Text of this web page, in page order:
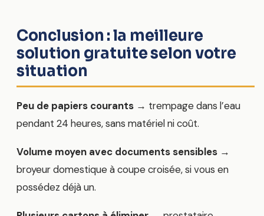
Conclusion : la meilleure
solution gratuite selon votre
situation
Peu de papiers courants → trempage dans l’eau
pendant 24 heures, sans matériel ni coût.
Volume moyen avec documents sensibles →
broyeur domestique à coupe croisée, si vous en
possédez déjà un.